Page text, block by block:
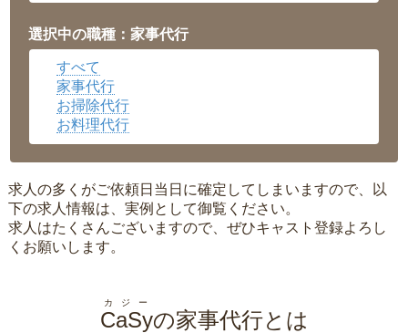
岡山県▼
広島県▼
沖縄県
選択中の職種：家事代行
すべて
家事代行
お掃除代行
お料理代行
求人の多くがご依頼日当日に確定してしまいますので、以
下の求人情報は、実例として御覧ください。
求人はたくさんございますので、ぜひキャスト登録よろし
くお願いします。
CaSy
カジー
の家事代行とは